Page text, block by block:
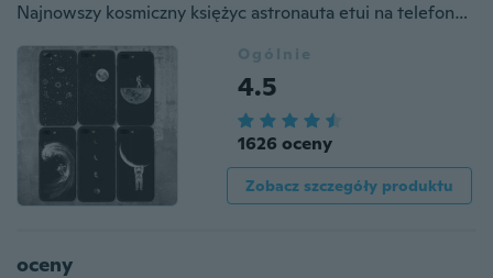
Najnowszy kosmiczny księżyc astronauta etui na telefony Planet Star matowe miękkie tylne etui do Samsung Galaxy A7 2018 J6 Plus A70 2019 A50 2019 A30 2019 S10 Plus A6 / Xiaomi Redmi K20 K20 Pro / iPhone XS Max XS XR 8 8 Plus 7 7 Plus 6 6 Plus / Huawei P20 Lite 2019 P30 Lite P Smart 2019 Y5 (2019 Y7 2019 Mate 20 Lite
Ogólnie
4.5
1626 oceny
Zobacz szczegóły produktu
oceny